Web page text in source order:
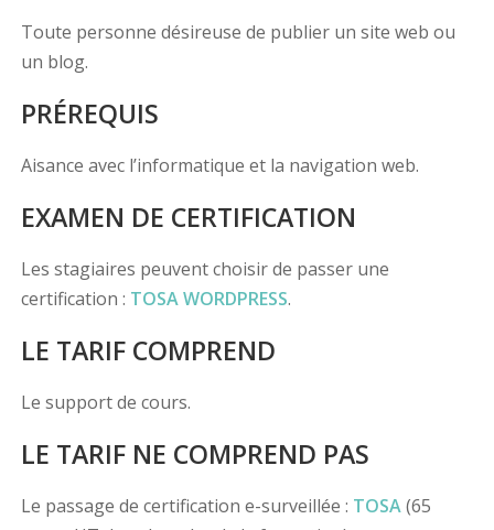
Toute personne désireuse de publier un site web ou
un blog.
PRÉREQUIS
Aisance avec l’informatique et la navigation web.
EXAMEN DE CERTIFICATION
Les stagiaires peuvent choisir de passer une
certification : TOSA WORDPRESS.
LE TARIF COMPREND
Le support de cours.
LE TARIF NE COMPREND PAS
Le passage de certification e-surveillée : TOSA(65